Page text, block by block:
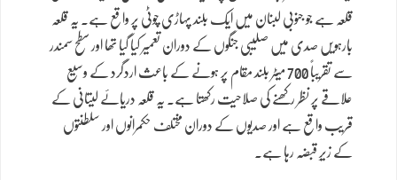
قلعہ ہے جو جنوبی لبنان میں ایک بلند پہاڑی چوٹی پر واقع ہے۔ یہ قلعہ
بارہویں صدی میں صلیبی جنگوں کے دوران تعمیر کیا گیا تھا اور سطح سمندر
سے تقریباً 700 میٹر بلند مقام پر ہونے کے باعث اردگرد کے وسیع
علاقے پر نظر رکھنے کی صلاحیت رکھتا ہے۔ یہ قلعہ دریائے لیتانی کے
قریب واقع ہے اور صدیوں کے دوران مختلف حکمرانوں اور سلطنتوں
کے زیرِ قبضہ رہا ہے۔